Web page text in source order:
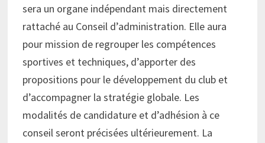
sera un organe indépendant mais directement
rattaché au Conseil d’administration. Elle aura
pour mission de regrouper les compétences
sportives et techniques, d’apporter des
propositions pour le développement du club et
d’accompagner la stratégie globale. Les
modalités de candidature et d’adhésion à ce
conseil seront précisées ultérieurement. La